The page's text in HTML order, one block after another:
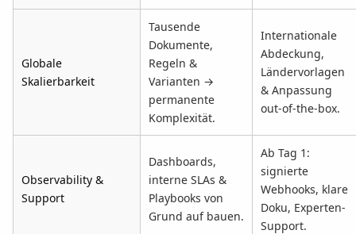
Globale
Skalierbarkeit
Tausende
Dokumente,
Regeln &
Varianten →
permanente
Komplexität.
Internationale
Abdeckung,
Ländervorlagen
& Anpassung
out-of-the-box.
Observability &
Support
Dashboards,
interne SLAs &
Playbooks von
Grund auf bauen.
Ab Tag 1:
signierte
Webhooks, klare
Doku, Experten-
Support.